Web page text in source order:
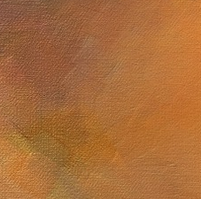
Sol. 22 de junio a 11 de julio de 2025